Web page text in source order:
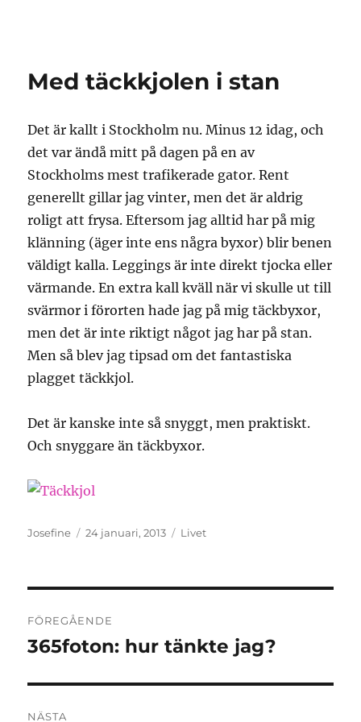
Med täckkjolen i stan
Det är kallt i Stockholm nu. Minus 12 idag, och
det var ändå mitt på dagen på en av
Stockholms mest trafikerade gator. Rent
generellt gillar jag vinter, men det är aldrig
roligt att frysa. Eftersom jag alltid har på mig
klänning (äger inte ens några byxor) blir benen
väldigt kalla. Leggings är inte direkt tjocka eller
värmande. En extra kall kväll när vi skulle ut till
svärmor i förorten hade jag på mig täckbyxor,
men det är inte riktigt något jag har på stan.
Men så blev jag tipsad om det fantastiska
plagget täckkjol.
Det är kanske inte så snyggt, men praktiskt.
Och snyggare än täckbyxor.
Författare
Josefine
Publicerat
24 januari, 2013 Kategorier
Livet
FÖREGÅENDE
Föregående
365foton: hur tänkte jag?
NÄSTA